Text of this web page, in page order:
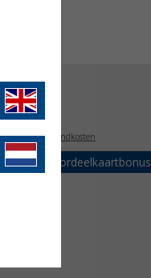
€ 35,00
BTWplus verzendkosten
tot 5% voordeelkaartbonus